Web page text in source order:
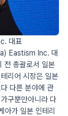
대표
Eastism Inc. 대
전 총괄로서 일본
리어 시장은 일본
다른 분야에 관
구뿐만아니라 다
아가 일본 인테리